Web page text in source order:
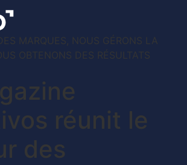
MARQUES, NOUS GÉRONS LA
OBTENONS DES RÉSULTATS
réunit le
des